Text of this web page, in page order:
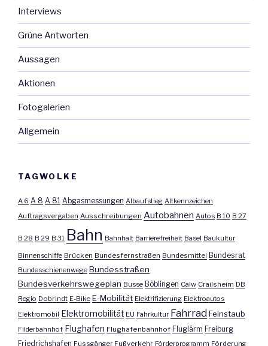
Interviews
Grüne Antworten
Aussagen
Aktionen
Fotogalerien
Allgemein
TAGWOLKE
A 6 A 8 A 81 Abgasmessungen Albaufstieg Altkennzeichen
Auftragsvergaben Ausschreibungen Autobahnen Autos B 10 B 27
B 28 B 29 B 31 Bahn Bahnhalt Barrierefreiheit Basel Baukultur
Binnenschiffe Brücken Bundesfernstraßen Bundesmittel Bundesrat
Bundesschienenwege Bundesstraßen
Bundesverkehrswegeplan Busse Böblingen Calw Crailsheim DB
Regio Dobrindt E-Bike E-Mobilität Elektrifizierung Elektroautos
Elektromobil Elektromobilität EU Fahrkultur FahrradFeinstaub
Filderbahnhof Flughafen Flughafenbahnhof Fluglärm Freiburg
Friedrichshafen Fussgänger Fußverkehr Förderprogramm Förderung